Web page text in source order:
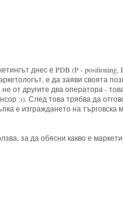
днес е PDB (P - positioning,
е да заяви своята
не от другите два оператора -
:)). След това трябва да
е изграждането на
за да обясни какво е